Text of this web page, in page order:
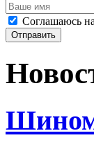
Соглашаюсь